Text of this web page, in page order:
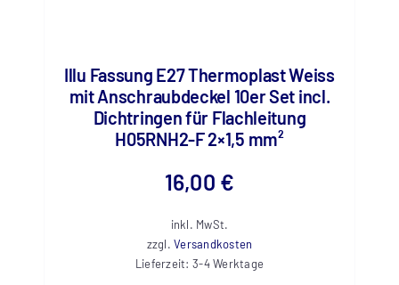
Illu Fassung E27 Thermoplast Weiss
mit Anschraubdeckel 10er Set incl.
Dichtringen für Flachleitung
H05RNH2-F 2×1,5 mm²
16,00 €
inkl. MwSt.
zzgl.Versandkosten
Lieferzeit: 3-4 Werktage